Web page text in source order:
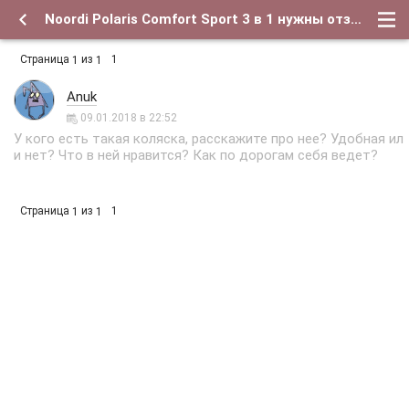
Noordi Polaris Comfort Sport 3 в 1 нужны отзывы - Форум о детях и для их родителей
Страница 1 из 1 1
Anuk
09.01.2018 в 22:52
У кого есть такая коляска, расскажите про нее? Удобная ил
и нет? Что в ней нравится? Как по дорогам себя ведет?
Страница 1 из 1 1